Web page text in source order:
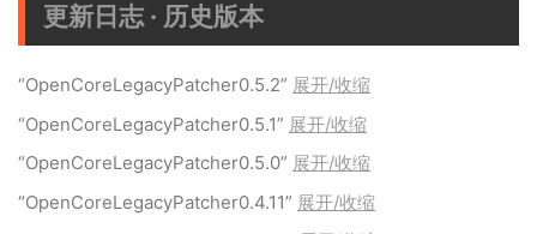
更新日志 · 历史版本
“OpenCoreLegacyPatcher0.5.2” 展开/收缩
“OpenCoreLegacyPatcher0.5.1” 展开/收缩
“OpenCoreLegacyPatcher0.5.0” 展开/收缩
“OpenCoreLegacyPatcher0.4.11” 展开/收缩